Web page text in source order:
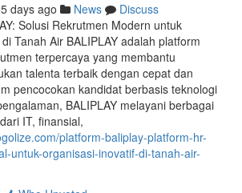
days ago News
Discuss
Solusi Rekrutmen Modern untuk
Tanah Air BALIPLAY adalah platform
terpercaya yang membantu
talenta terbaik dengan cepat dan
pencocokan kandidat berbasis teknologi
BALIPLAY melayani berbagai
IT, finansial,
platform-baliplay-platform-hr-
untuk-organisasi-inovatif-di-tanah-air-